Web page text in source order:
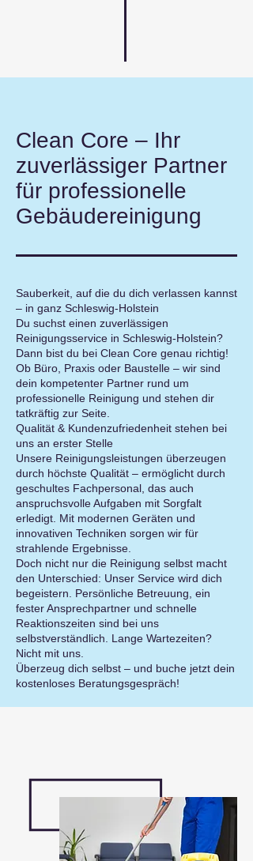
Clean Core – Ihr
zuverlässiger Partner
für professionelle
Gebäudereinigung
Sauberkeit, auf die du dich verlassen kannst
– in ganz Schleswig-Holstein
Du suchst einen zuverlässigen
Reinigungsservice in Schleswig-Holstein?
Dann bist du bei Clean Core genau richtig!
Ob Büro, Praxis oder Baustelle – wir sind
dein kompetenter Partner rund um
professionelle Reinigung und stehen dir
tatkräftig zur Seite.
Qualität & Kundenzufriedenheit stehen bei
uns an erster Stelle
Unsere Reinigungsleistungen überzeugen
durch höchste Qualität – ermöglicht durch
geschultes Fachpersonal, das auch
anspruchsvolle Aufgaben mit Sorgfalt
erledigt. Mit modernen Geräten und
innovativen Techniken sorgen wir für
strahlende Ergebnisse.
Doch nicht nur die Reinigung selbst macht
den Unterschied: Unser Service wird dich
begeistern. Persönliche Betreuung, ein
fester Ansprechpartner und schnelle
Reaktionszeiten sind bei uns
selbstverständlich. Lange Wartezeiten?
Nicht mit uns.
Überzeug dich selbst – und buche jetzt dein
kostenloses Beratungsgespräch!